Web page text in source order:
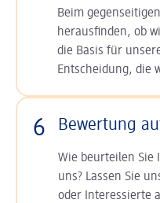
Beim
herausfinden, ob
die Basis für
Entscheidung, die
6 Bewertung
Wie beurteilen Sie
uns? Lassen Sie
oder Interessierte